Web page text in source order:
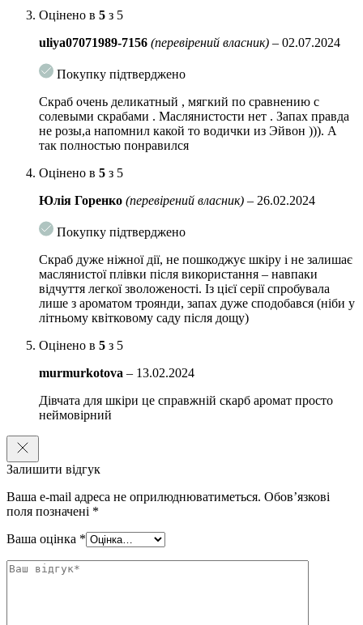
Оцінено в 5 з 5
uliya07071989-7156 (перевірений власник) – 02.07.2024
Покупку підтверджено
Скраб очень деликатный , мягкий по сравнению с
солевыми скрабами . Маслянистости нет . Запах правда
не розы,а напомнил какой то водички из Эйвон ))). А
так полностью понравился
Оцінено в 5 з 5
Юлія Горенко (перевірений власник) – 26.02.2024
Покупку підтверджено
Скраб дуже ніжної дії, не пошкоджує шкіру і не залишає
маслянистої плівки після використання – навпаки
відчуття легкої зволоженості. Із цієї серії спробувала
лише з ароматом троянди, запах дуже сподобався (ніби у
літньому квітковому саду після дощу)
Оцінено в 5 з 5
murmurkotova – 13.02.2024
Дівчата для шкіри це справжній скарб аромат просто
неймовірний
Залишити відгук
Ваша e-mail адреса не оприлюднюватиметься. Обов’язкові
поля позначені *
Ваша оцінка *